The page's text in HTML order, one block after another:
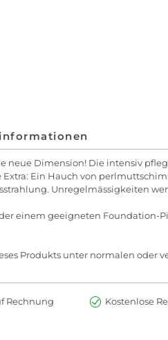
neue Dimension! Die intensiv
Ein Hauch von
Unregelmässigkeiten
einem geeigneten Foundation-
Produkts unter normalen
Rechnung Kostenlose